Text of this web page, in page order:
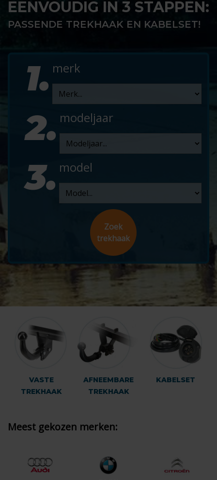
EENVOUDIG IN 3 STAPPEN:
PASSENDE TREKHAAK EN KABELSET!
1. merk
2. modeljaar
3. model
Zoek
trekhaak
VASTE
TREKHAAK
AFNEEMBARE
TREKHAAK
KABELSET
Meest gekozen merken: